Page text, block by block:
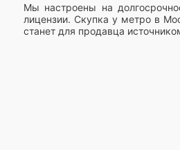
Мы настроены на
лицензии. Скупка у метро в
станет для продавца